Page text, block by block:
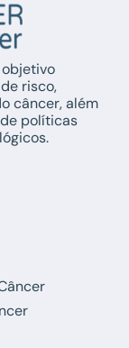
risco,
câncer, além
políticas